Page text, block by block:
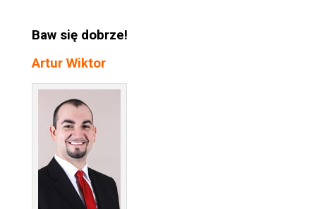
Baw się dobrze!
Artur Wiktor